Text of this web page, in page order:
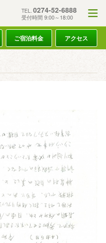
TEL. 0274-52-6888
受付時間 9:00～18:00
ご宿泊料金 アクセス